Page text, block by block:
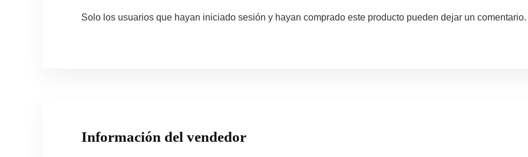
Solo los usuarios que hayan iniciado sesión y hayan comprado este producto pueden dejar un comentario.
Información del vendedor